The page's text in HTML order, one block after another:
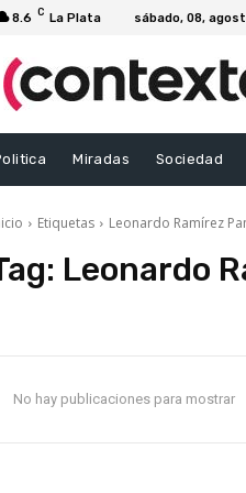
8.6 C La Plata sábado, 08,
Miradas Sociedad
Etiquetas Leonardo Ramírez
Leonardo
No hay publicaciones para mostrar